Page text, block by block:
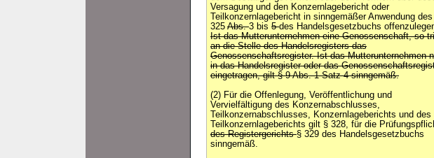
Versagung und den Konzernlagebericht oder
Teilkonzernlagebericht in sinngemäßer Anwendung
325 Abs.3 bis 5des Handelsgesetzbuchs
Ist das Mutterunternehmen eine Genossenschaft, so
an die Stelle des Handelsregisters das
Genossenschaftsregister. Ist das Mutterunternehmen
in das Handelsregister oder das
eingetragen, gilt § 9 Abs. 1 Satz 4 sinngemäß.
(2) Für die Offenlegung, Veröffentlichung und
Vervielfältigung des Konzernabschlusses,
Teilkonzernabschlusses, Konzernlageberichts und des
Teilkonzernlageberichts gilt § 328, für die
des Registergerichts§ 329 des Handelsgesetzbuchs
sinngemäß.